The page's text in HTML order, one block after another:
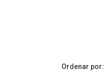
Ordenar por: